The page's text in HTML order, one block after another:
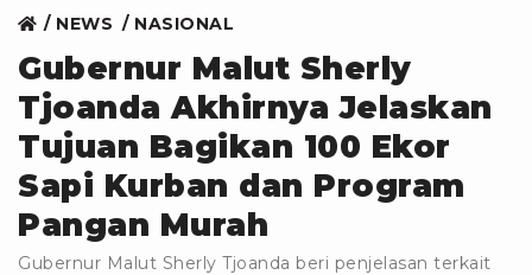
NEWS NASIONAL
Gubernur Malut Sherly
Tjoanda Akhirnya Jelaskan
Tujuan Bagikan 100 Ekor
Sapi Kurban dan Program
Pangan Murah
Gubernur Malut Sherly Tjoanda beri penjelasan terkait